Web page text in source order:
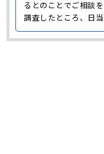
るとのことでご相談
調査したところ、日当